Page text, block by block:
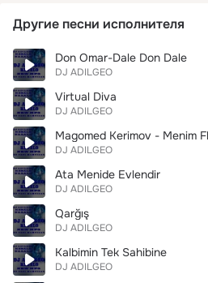
Другие песни исполнителя
Don Omar-Dale Don Dale
DJ ADILGEO
Virtual Diva
DJ ADILGEO
DJ ADILGEO
Ata Menide Evlendir
DJ ADILGEO
Qarğış
DJ ADILGEO
Kalbimin Tek Sahibine
DJ ADILGEO